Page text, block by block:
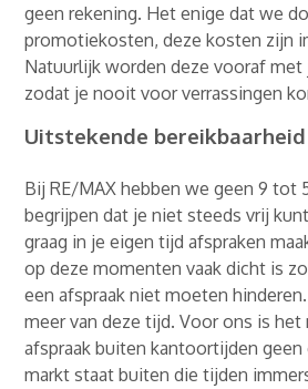
geen rekening. Het enige dat we
promotiekosten, deze kosten zijn
Natuurlijk worden deze vooraf
zodat je nooit voor verrassingen
Uitstekende bereikbaarheid
Bij RE/MAX hebben we geen 9 tot
begrijpen dat je niet steeds vrij
graag in je eigen tijd afspraken
op deze momenten vaak dicht is
een afspraak niet moeten
meer van deze tijd. Voor ons is het
afspraak buiten kantoortijden
markt staat buiten die tijden